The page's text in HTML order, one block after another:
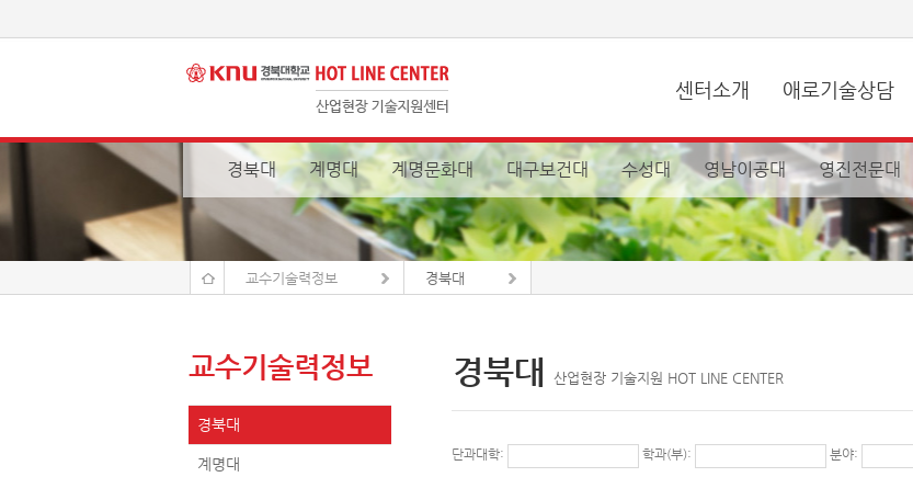
센터소개 애로기술상담
경북대 계명대 계명문화대 대구보건대 수성대 영남이공대 영진전문대
교수기술력정보 경북대
교수기술력정보
경북대
계명대
경북대 산업현장 기술지원 HOT LINE CENTER
단과대학: 학과(부): 분야: